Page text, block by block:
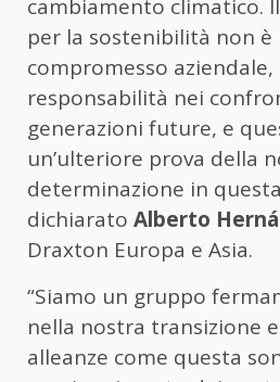
cambiamento climatico.
per la sostenibilità non è
compromesso
responsabilità nei
generazioni future, e
un’ulteriore prova della
determinazione in
dichiarato Alberto
Draxton Europa e Asia.
“Siamo un gruppo
nella nostra transizione
alleanze come questa